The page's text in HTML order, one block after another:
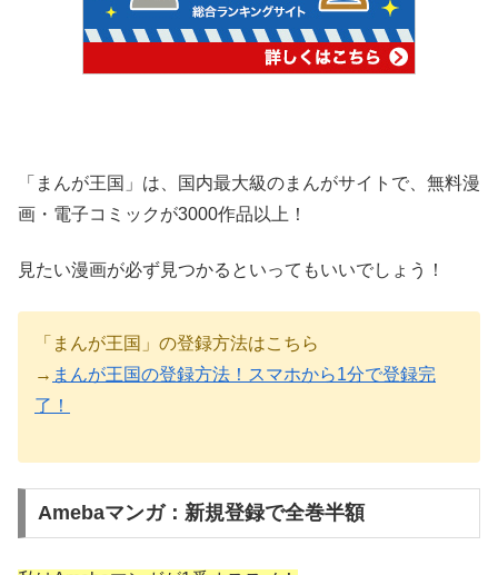
「まんが王国」は、国内最大級のまんがサイトで、無料漫
画・電子コミックが3000作品以上！
見たい漫画が必ず見つかるといってもいいでしょう！
「まんが王国」の登録方法はこちら
→ まんが王国の登録方法！スマホから1分で登録完
了！
Amebaマンガ：新規登録で全巻半額